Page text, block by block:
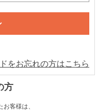
をお忘れの方はこちら
方
客様は、